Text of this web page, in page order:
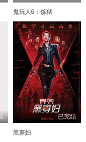
鬼玩人6：炼狱
已完结
黑寡妇